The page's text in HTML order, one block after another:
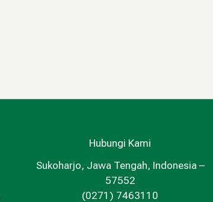
Hubungi Kami
Sukoharjo, Jawa Tengah, Indonesia –
57552
(0271) 7463110